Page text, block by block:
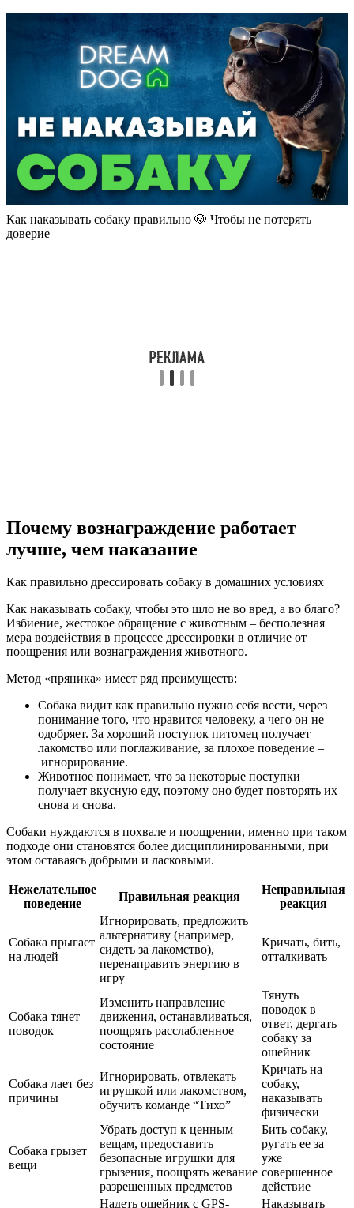
Как наказывать собаку правильно 🐶 Чтобы не потерять
доверие
Почему вознаграждение работает
лучше, чем наказание
Как правильно дрессировать собаку в домашних условиях
Как наказывать собаку, чтобы это шло не во вред, а во благо?
Избиение, жестокое обращение с животным – бесполезная
мера воздействия в процессе дрессировки в отличие от
поощрения или вознаграждения животного.
Метод «пряника» имеет ряд преимуществ:
Собака видит как правильно нужно себя вести, через
понимание того, что нравится человеку, а чего он не
одобряет. За хороший поступок питомец получает
лакомство или поглаживание, за плохое поведение –
игнорирование.
Животное понимает, что за некоторые поступки
получает вкусную еду, поэтому оно будет повторять их
снова и снова.
Собаки нуждаются в похвале и поощрении, именно при таком
подходе они становятся более дисциплинированными, при
этом оставаясь добрыми и ласковыми.
Нежелательное
поведение
Правильная реакция
Неправильная
реакция
Собака прыгает
на людей
Игнорировать, предложить
альтернативу (например,
сидеть за лакомство),
перенаправить энергию в
игру
Кричать, бить,
отталкивать
Собака тянет
поводок
Изменить направление
движения, останавливаться,
поощрять расслабленное
состояние
Тянуть
поводок в
ответ, дергать
собаку за
ошейник
Собака лает без
причины
Игнорировать, отвлекать
игрушкой или лакомством,
обучить команде “Тихо”
Кричать на
собаку,
наказывать
физически
Собака грызет
вещи
Убрать доступ к ценным
вещам, предоставить
безопасные игрушки для
грызения, поощрять жевание
разрешенных предметов
Бить собаку,
ругать ее за
уже
совершенное
действие
Надеть ошейник с GPS-
Наказывать